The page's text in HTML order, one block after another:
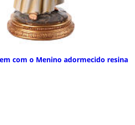
com o Menino adormecido resina